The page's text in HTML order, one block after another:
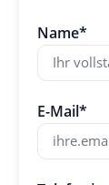
Name*
E-Mail*